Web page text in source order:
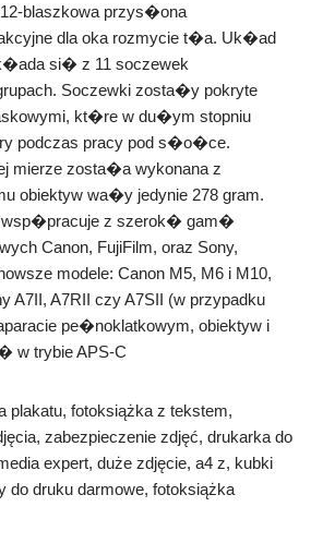
blaszkowa przys�ona
dla oka rozmycie t�a. Uk�ad
si� z 11 soczewek
Soczewki zosta�y pokryte
kt�re w du�ym stopniu
podczas pracy pod s�o�ce.
mierze zosta�a wykonana z
obiektyw wa�y jedynie 278 gram.
wsp�pracuje z szerok� gam�
Canon, FujiFilm, oraz Sony,
modele: Canon M5, M6 i M10,
A7II, A7RII czy A7SII (w przypadku
pe�noklatkowym, obiektyw i
trybie APS-C
plakatu, fotoksiążka z tekstem,
zabezpieczenie zdjęć, drukarka do
expert, duże zdjęcie, a4 z, kubki
do druku darmowe, fotoksiążka